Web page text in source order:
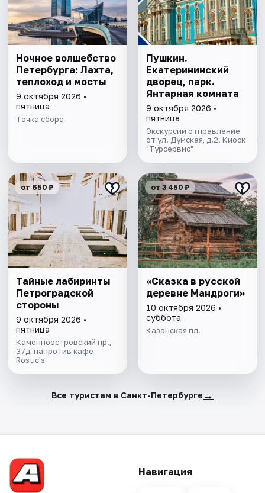
Ночное волшебство
Петербурга: Лахта,
теплоход и мосты
9 октября 2026 •
пятница
Точка сбора
Пушкин.
Екатерининский
дворец, парк.
Янтарная комната
9 октября 2026 •
пятница
Экскурсии отправление
от ул. Думская, д.2. Киоск
"Турсервис"
от 650 ₽
Тайные лабиринты
Петроградской
стороны
9 октября 2026 •
пятница
Каменноостровский пр.,
37д, напротив кафе
Rostic’s
от 3 450 ₽
«Сказка в русской
деревне Мандроги»
10 октября 2026 •
суббота
Казанская пл.
Все туристам в Санкт-Петербурге →
Навигация